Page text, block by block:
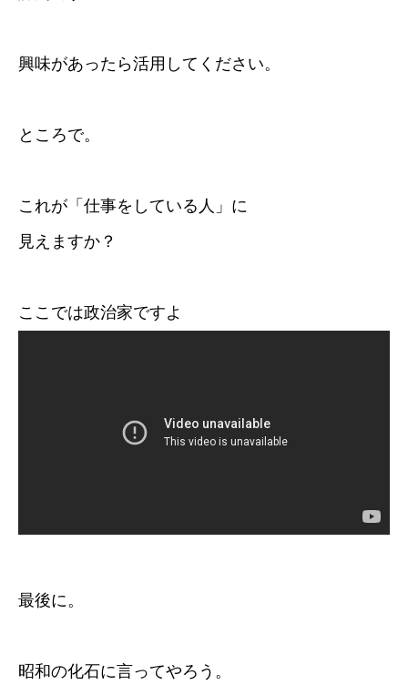
興味があったら活用してください。
ところで。
これが「仕事をしている人」に
見えますか？
ここでは政治家ですよ
最後に。
昭和の化石に言ってやろう。